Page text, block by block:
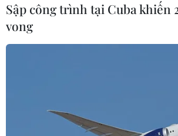
Sập công trình tại Cuba khiến
vong